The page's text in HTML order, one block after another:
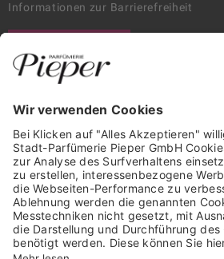
Informationen zur Barrierefreiheit
Trusted Shops Mitglied seit 2010